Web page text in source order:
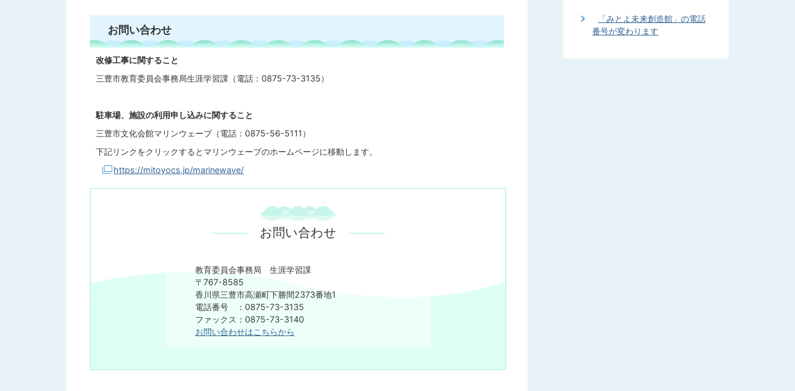
お問い合わせ
改修工事に関すること
三豊市教育委員会事務局生涯学習課（電話：0875-73-3135）
駐車場、施設の利用申し込みに関すること
三豊市文化会館マリンウェーブ（電話：0875-56-5111）
下記リンクをクリックするとマリンウェーブのホームページに移動します。
https://mitoyocs.jp/marinewave/
お問い合わせ
教育委員会事務局 生涯学習課
〒767-8585
香川県三豊市高瀬町下勝間2373番地1
電話番号 ：0875-73-3135
ファックス：0875-73-3140
お問い合わせはこちらから
「みとよ未来創造館」の電話
番号が変わります